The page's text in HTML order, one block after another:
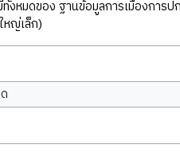
งหมดของ ฐานข้อมูลการเมืองการ
ญ่เล็ก)